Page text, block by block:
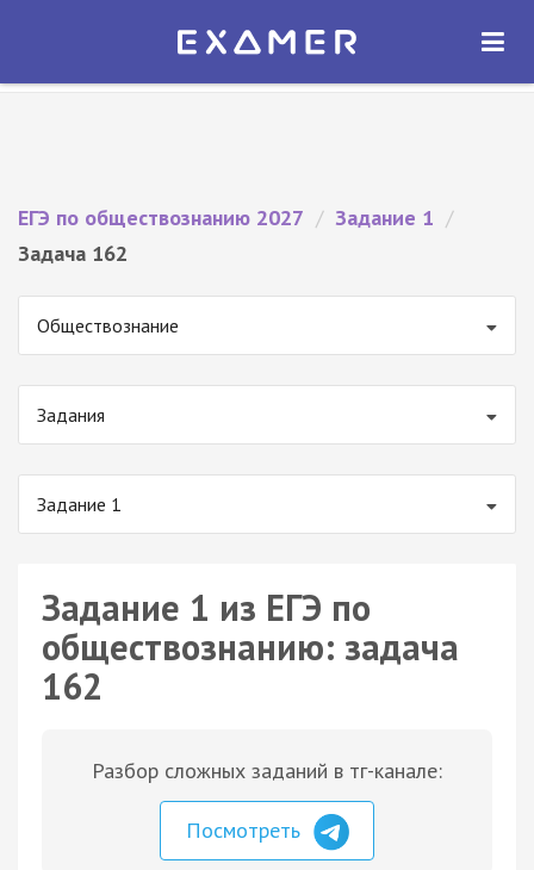
Экзамер — ЕГЭ 2027
ОТКРЫТЬ
ЕГЭ по обществознанию 2027 / Задание 1 /
Задача 162
Обществознание
Задания
Задание 1
Задание 1 из ЕГЭ по
обществознанию: задача
162
Разбор сложных заданий в тг-канале:
Посмотреть